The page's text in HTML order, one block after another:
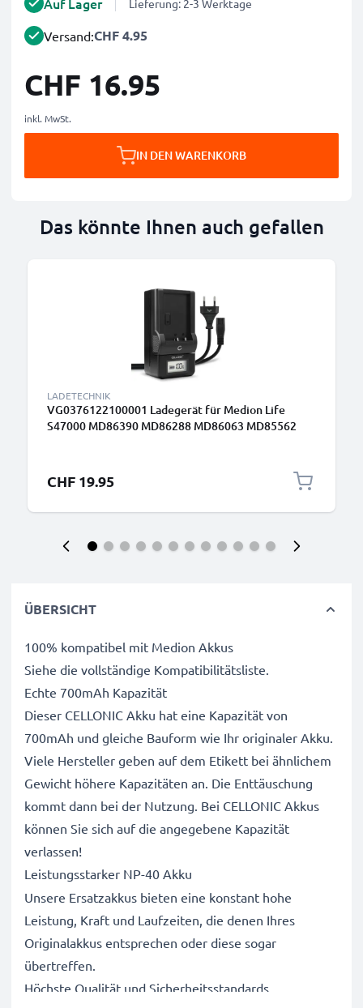
Lieferung: 2-3 Werktage
Versand:CHF 4.95
CHF 16.95
inkl. MwSt.
IN DEN WARENKORB
Das könnte Ihnen auch gefallen
LADETECHNIK
VG0376122100001 Ladegerät für Medion Life
S47000 MD86390 MD86288 MD86063 MD85562
CHF 19.95
ÜBERSICHT
100% kompatibel mit Medion Akkus
Siehe die vollständige Kompatibilitätsliste.
Echte 700mAh Kapazität
Dieser CELLONIC Akku hat eine Kapazität von
700mAh und gleiche Bauform wie Ihr originaler Akku.
Viele Hersteller geben auf dem Etikett bei ähnlichem
Gewicht höhere Kapazitäten an. Die Enttäuschung
kommt dann bei der Nutzung. Bei CELLONIC Akkus
können Sie sich auf die angegebene Kapazität
verlassen!
Leistungsstarker NP-40 Akku
Unsere Ersatzakkus bieten eine konstant hohe
Leistung, Kraft und Laufzeiten, die denen Ihres
Originalakkus entsprechen oder diese sogar
übertreffen.
Höchste Qualität und Sicherheitsstandards